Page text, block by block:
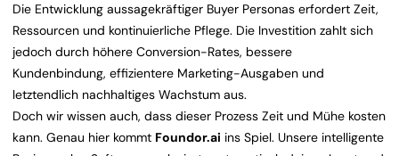
Die Entwicklung aussagekräftiger Buyer Personas erfordert Zeit,
Ressourcen und kontinuierliche Pflege. Die Investition zahlt sich
jedoch durch höhere Conversion-Rates, bessere
Kundenbindung, effizientere Marketing-Ausgaben und
letztendlich nachhaltiges Wachstum aus.
Doch wir wissen auch, dass dieser Prozess Zeit und Mühe kosten
kann. Genau hier kommt Foundor.ai ins Spiel. Unsere intelligente